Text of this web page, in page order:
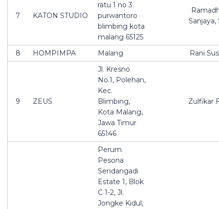
7 KATON STUDIO
ratu 1 no 3
purwantoro
blimbing kota
malang 65125
Sanjaya,
8 HOMPIMPA Malang Rani
9 ZEUS
Jl. Kresno
No.1, Polehan,
Kec.
Blimbing,
Kota Malang,
Jawa Timur
65146
Zulfikar
Perum.
Pesona
Sendangadi
Estate 1, Blok
C 1-2, Jl.
Jongke Kidul,